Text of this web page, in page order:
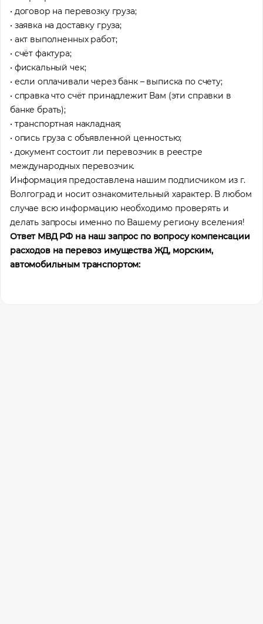
• договор на перевозку груза;
• заявка на доставку груза;
• акт выполненных работ;
• счёт фактура;
• фискальный чек;
• если оплачивали через банк – выписка по счету;
• справка что счёт принадлежит Вам (эти справки в
банке брать);
• транспортная накладная;
• опись груза с объявленной ценностью;
• документ состоит ли перевозчик в реестре
международных перевозчик.
Информация предоставлена нашим подписчиком из г.
Волгоград и носит ознакомительный характер. В любом
случае всю информацию необходимо проверять и
делать запросы именно по Вашему региону вселения!
Ответ МВД РФ на наш запрос по вопросу компенсации
расходов на перевоз имущества ЖД, морским,
автомобильным транспортом:
Профессия
Местоположение